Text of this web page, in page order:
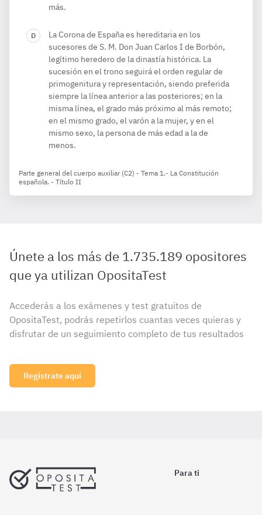
más.
La Corona de España es hereditaria en los
sucesores de S. M. Don Juan Carlos I de Borbón,
legítimo heredero de la dinastía histórica. La
sucesión en el trono seguirá el orden regular de
primogenitura y representación, siendo preferida
siempre la línea anterior a las posteriores; en la
misma línea, el grado más próximo al más remoto;
en el mismo grado, el varón a la mujer, y en el
mismo sexo, la persona de más edad a la de
menos.
Parte general del cuerpo auxiliar (C2) - Tema 1.- La Constitución
española. - Título II
Únete a los más de 1.735.189 opositores
que ya utilizan OpositaTest
Accederás a los exámenes y test gratuitos de
OpositaTest, podrás repetirlos cuantas veces quieras y
disfrutar de un seguimiento completo de tus resultados
Regístrate aquí
Para ti